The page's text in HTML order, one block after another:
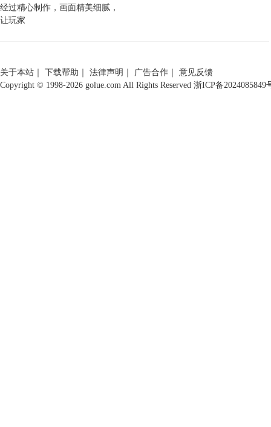
经过精心制作，画面精美细腻，
让玩家
关于本站 下载帮助 法律声明 广告合作
意见反馈
Copyright © 1998-2026 golue.com All Rights Reserved 浙ICP备2024085849